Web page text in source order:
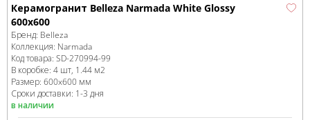
Керамогранит Belleza Narmada White Glossy
600x600
Бренд: Belleza
Коллекция: Narmada
Код товара: SD-270994-99
В коробке: 4 шт, 1.44 м2
Размер: 600x600 мм
Сроки доставки: 1-3 дня
в наличии